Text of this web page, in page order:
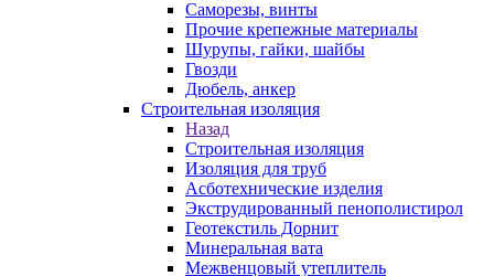
Саморезы, винты
Прочие крепежные материалы
Шурупы, гайки, шайбы
Гвозди
Дюбель, анкер
Строительная изоляция
Назад
Строительная изоляция
Изоляция для труб
Асботехнические изделия
Экструдированный пенополистирол
Геотекстиль Дорнит
Минеральная вата
Межвенцовый утеплитель